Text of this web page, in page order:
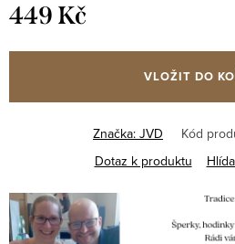
449 Kč
cena:
VLOŽIT DO
Značka: JVD Kód
Dotaz k produktu